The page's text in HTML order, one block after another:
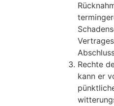
Rechte
kann er